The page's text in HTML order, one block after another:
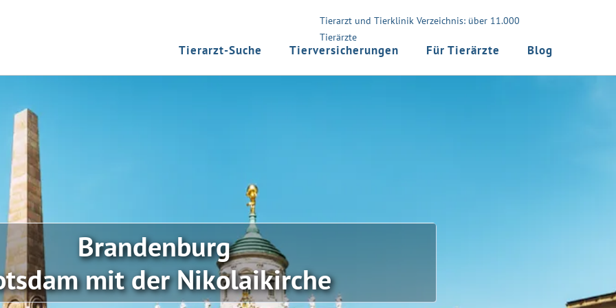
Tierarzt und Tierklinik Verzeichnis: über 11.000
Tierärzte
Tierarzt-Suche Tierversicherungen Für Tierärzte Blog
Brandenburg
mit der Nikolaikirche